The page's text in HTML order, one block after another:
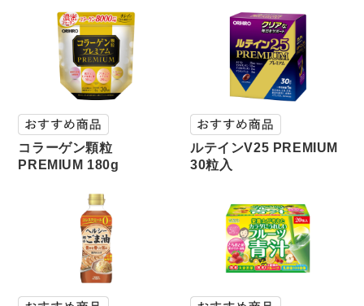
コラーゲン顆粒
PREMIUM 180g
ルテインV25 PREMIUM
30粒入